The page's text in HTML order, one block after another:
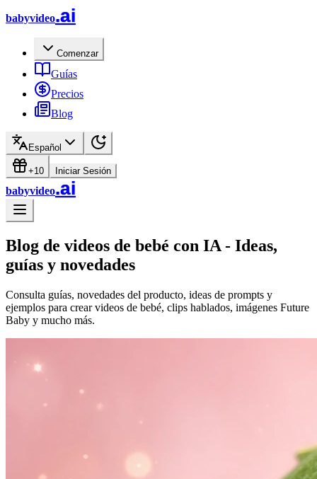
babyvideo.ai
Comenzar
Guías
Precios
Blog
Español
+10 Iniciar Sesión
babyvideo.ai
Blog de videos de bebé con IA - Ideas,
guías y novedades
Consulta guías, novedades del producto, ideas de prompts y
ejemplos para crear videos de bebé, clips hablados, imágenes Future
Baby y mucho más.